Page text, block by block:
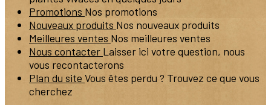
Promotions Nos promotions
Nouveaux produits Nos nouveaux produits
Meilleures ventes Nos meilleures ventes
Nous contacter Laisser ici votre question, nous
vous recontacterons
Plan du site Vous êtes perdu ? Trouvez ce que vous
cherchez